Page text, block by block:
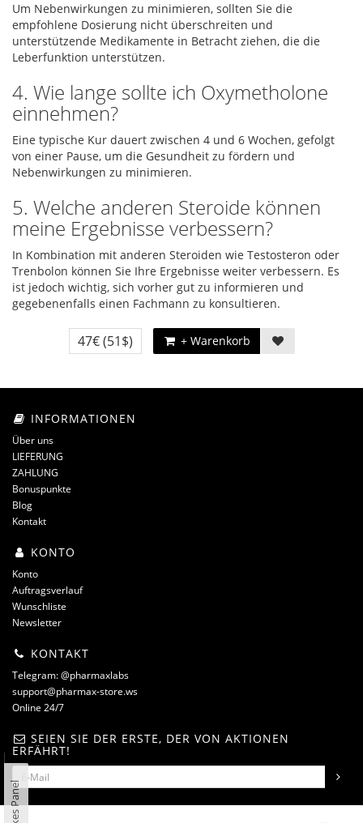
Um Nebenwirkungen zu minimieren, sollten Sie die
empfohlene Dosierung nicht überschreiten und
unterstützende Medikamente in Betracht ziehen, die die
Leberfunktion unterstützen.
4. Wie lange sollte ich Oxymetholone
einnehmen?
Eine typische Kur dauert zwischen 4 und 6 Wochen, gefolgt
von einer Pause, um die Gesundheit zu fördern und
Nebenwirkungen zu minimieren.
5. Welche anderen Steroide können
meine Ergebnisse verbessern?
In Kombination mit anderen Steroiden wie Testosteron oder
Trenbolon können Sie Ihre Ergebnisse weiter verbessern. Es
ist jedoch wichtig, sich vorher gut zu informieren und
gegebenenfalls einen Fachmann zu konsultieren.
47€(51$) + Warenkorb
INFORMATIONEN
Über uns
LIEFERUNG
ZAHLUNG
Bonuspunkte
Blog
Kontakt
KONTO
Konto
Auftragsverlauf
Wunschliste
Newsletter
KONTAKT
Telegram: @pharmaxlabs
support@pharmax-store.ws
Online 24/7
SEIEN SIE DER ERSTE, DER VON AKTIONEN
ERFÄHRT!